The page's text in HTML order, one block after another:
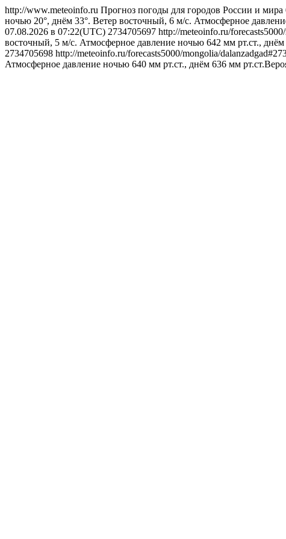
http://www.meteoinfo.ru Прогноз погоды для городов России и мира
ночью 20°, днём 33°. Ветер восточный, 6 м/с. Атмосферное
07.08.2026 в 07:22(UTC) 2734705697 http://meteoinfo.ru/
восточный, 5 м/с. Атмосферное давление ночью 642 мм рт.ст., днём
2734705698 http://meteoinfo.ru/forecasts5000/mongolia/
Атмосферное давление ночью 640 мм рт.ст., днём 636 мм